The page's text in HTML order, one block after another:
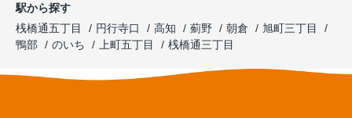
駅から探す
桟橋通五丁目
円行寺口 高知 薊野 朝倉
旭町三丁目
鴨部
のいち 上町五丁目 桟橋通三丁目